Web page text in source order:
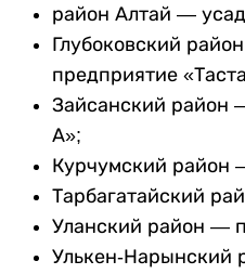
район Алтай —
Глубоковский
предприятие
Зайсанский район
А»;
Курчумский район
Тарбагатайский
Уланский район —
Улькен-Нарынский